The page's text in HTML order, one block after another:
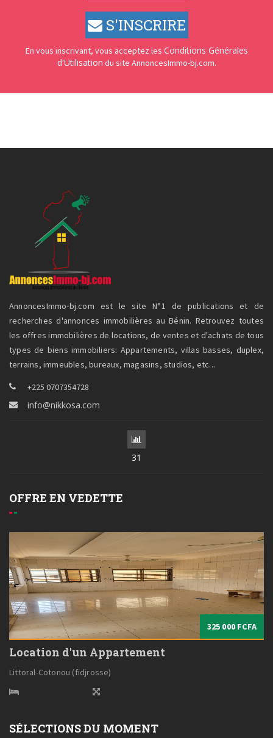
S'INSCRIRE
En vous inscrivant, vous acceptez les Conditions Générales
d'Utilisation du site AnnoncesImmo-bj.com.
AnnoncesImmo-bj.com est le site N°1 de publications et de
recherches d'annonces immobilières au Bénin. Retrouvez toutes
les offres immobilières de locations, de ventes et d'achats de tous
types de biens immobiliers: Appartements, villas basses, duplex,
terrains, immeubles, bureaux, magasins, studios, etc...
+225 0707354728
info@nikkosa.com
31
OFFRE EN VEDETTE
325 000 FCFA
Location d'un Appartement
Littoral-Cotonou (fidjrosse)
SÉLECTIONS DU MOMENT